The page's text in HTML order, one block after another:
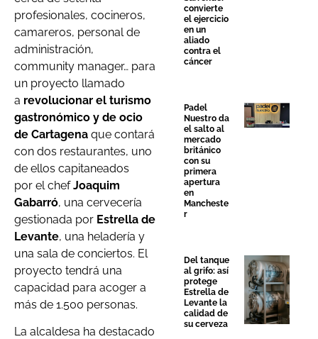
profesionales, cocineros,
camareros, personal de
administración,
community manager… para
un proyecto llamado
a revolucionar el turismo
gastronómico y de ocio
de Cartagena que contará
con dos restaurantes, uno
de ellos capitaneados
por el chefJoaquim
Gabarró, una cervecería
gestionada por Estrella de
Levante, una heladería y
una sala de conciertos. El
proyecto tendrá una
capacidad para acoger a
más de 1.500 personas.
La alcaldesa ha destacado
convierte
el ejercicio
en un
aliado
contra el
cáncer
Padel
Nuestro da
el salto al
mercado
británico
con su
primera
apertura
en
Mancheste
r
Del tanque
al grifo: así
protege
Estrella de
Levante la
calidad de
su cerveza